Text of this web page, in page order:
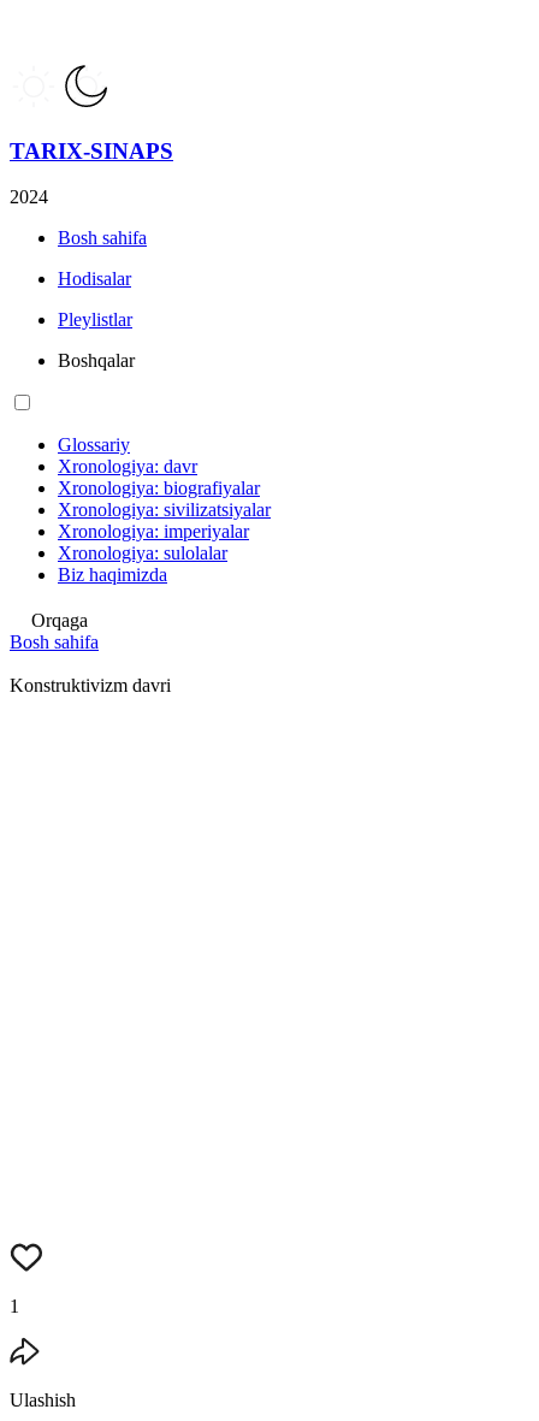
TARIX-SINAPS
2024
Bosh sahifa
Hodisalar
Pleylistlar
Boshqalar
Glossariy
Xronologiya: davr
Xronologiya: biografiyalar
Xronologiya: sivilizatsiyalar
Xronologiya: imperiyalar
Xronologiya: sulolalar
Biz haqimizda
Orqaga
Bosh sahifa
Konstruktivizm davri
1
Ulashish